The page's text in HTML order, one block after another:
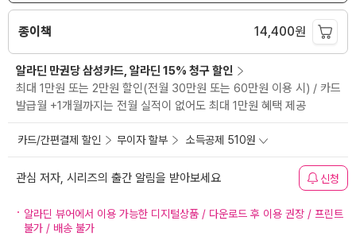
종이책 14,400원
알라딘 만권당 삼성카드, 알라딘 15% 청구 할인
최대 1만원 또는 2만원 할인(전월 30만원 또는 60만원 이용 시) / 카드
발급월 +1개월까지는 전월 실적이 없어도 최대 1만원 혜택 제공
카드/간편결제 할인 무이자 할부 소득공제 510원
관심 저자, 시리즈의 출간 알림을 받아보세요 신청
알라딘 뷰어에서 이용 가능한 디지털상품 / 다운로드 후 이용 권장 / 프린트
불가 / 배송 불가